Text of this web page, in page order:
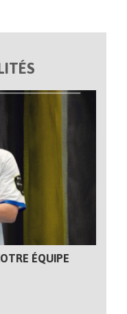
ÉQUIPE